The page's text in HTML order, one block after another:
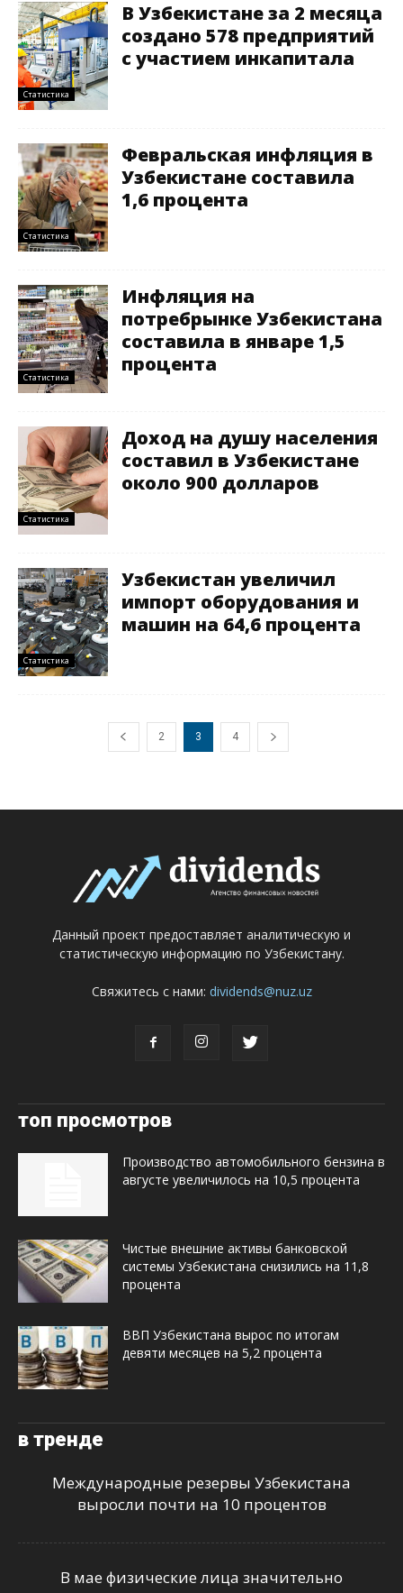
Статистика
В Узбекистане за 2 месяца
создано 578 предприятий
с участием инкапитала
Статистика
Февральская инфляция в
Узбекистане составила
1,6 процента
Статистика
Инфляция на
потребрынке Узбекистана
составила в январе 1,5
процента
Статистика
Доход на душу населения
составил в Узбекистане
около 900 долларов
Статистика
Узбекистан увеличил
импорт оборудования и
машин на 64,6 процента
2 3 4
Данный проект предоставляет аналитическую и
статистическую информацию по Узбекистану.
Свяжитесь с нами: dividends@nuz.uz
топ просмотров
Производство автомобильного бензина в
августе увеличилось на 10,5 процента
Чистые внешние активы банковской
системы Узбекистана снизились на 11,8
процента
ВВП Узбекистана вырос по итогам
девяти месяцев на 5,2 процента
в тренде
Международные резервы Узбекистана
выросли почти на 10 процентов
В мае физические лица значительно